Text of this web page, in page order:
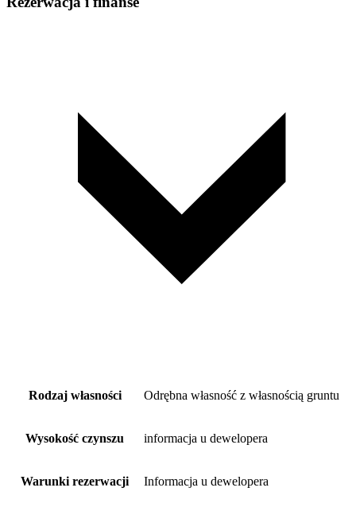
Rodzaj własności Odrębna własność z własnością gruntu
Wysokość czynszu informacja u dewelopera
Warunki rezerwacji Informacja u dewelopera